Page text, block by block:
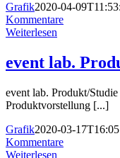
Grafik2020-04-
Kommentare
Weiterlesen
event lab.
event lab. Produkt/
Produktvorstellung [...]
Grafik2020-03-
Kommentare
Weiterlesen